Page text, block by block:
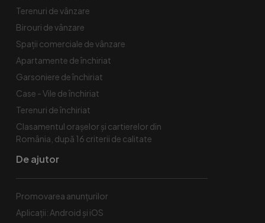
Terenuri de vânzare
Birouri de vânzare
Spaţii comerciale de vânzare
Apartamente de închiriat
Garsoniere de închiriat
Case - Vile de închiriat
Terenuri de închiriat
Clasamentul orașelor și cartierelor din
România, după 16 criterii de calitate
De ajutor
Promovarea anunțurilor
Aplicații: Android și iOS